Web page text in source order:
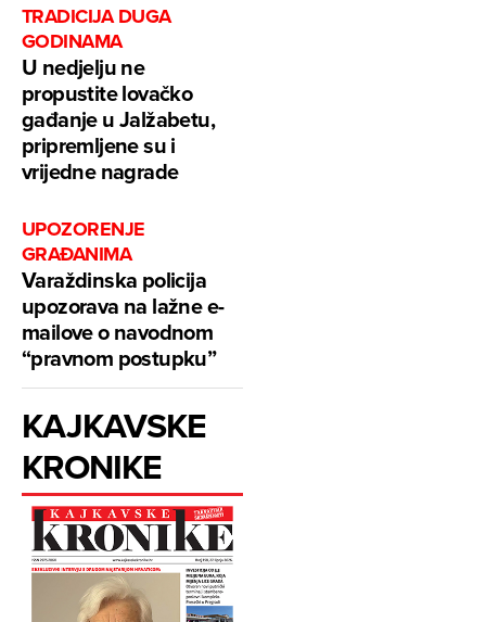
TRADICIJA DUGA
GODINAMA
U nedjelju ne
propustite lovačko
gađanje u Jalžabetu,
pripremljene su i
vrijedne nagrade
UPOZORENJE
GRAĐANIMA
Varaždinska policija
upozorava na lažne e-
mailove o navodnom
“pravnom postupku”
KAJKAVSKE
KRONIKE